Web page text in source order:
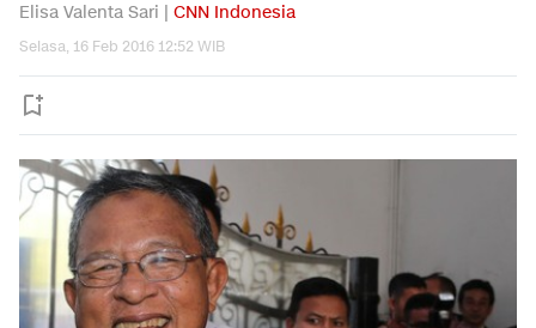
Elisa Valenta Sari | CNN Indonesia
Selasa, 16 Feb 2016 12:52 WIB